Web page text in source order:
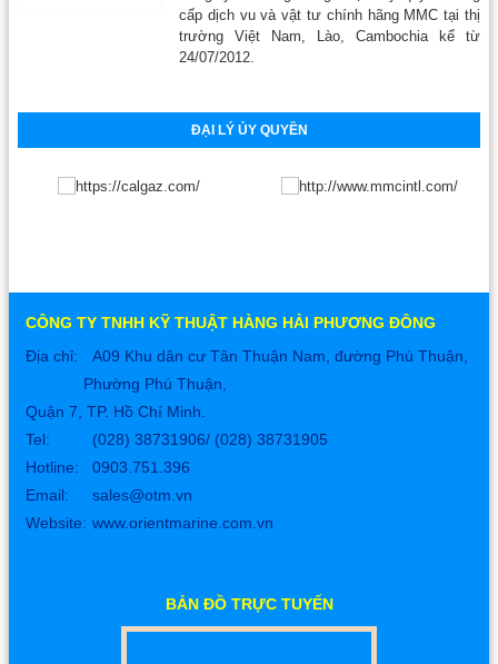
cấp dịch vu và vật tư chính hãng MMC tại thị
trường Việt Nam, Lào, Cambochia kể từ
24/07/2012.
ĐẠI LÝ ỦY QUYỀN
CÔNG TY TNHH KỸ THUẬT HÀNG HẢI PHƯƠNG ĐÔNG
Địa chỉ:
A09 Khu dân cư Tân Thuận Nam, đường Phú Thuận,
Phường Phú Thuận,
Quận 7, TP. Hồ Chí Minh.
Tel:
(028) 38731906/ (028) 38731905
Hotline: 0903.751.396
Email:
sales@otm.vn
Website: www.orientmarine.com.vn
BẢN ĐỒ TRỰC TUYẾN